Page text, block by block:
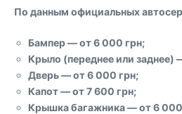
По данным официальных
Бампер— от6 000 грн;
Крыло (переднее или заднее)
Дверь— от6 000 грн;
Капот— от7 600 грн;
Крышка багажника— от6